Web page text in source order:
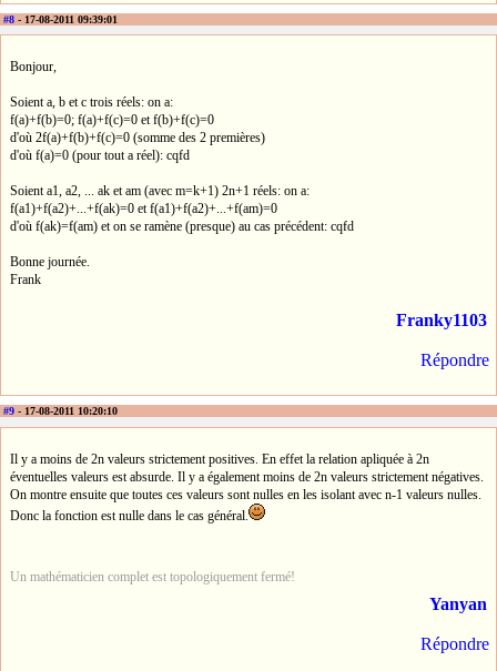
#8 - 17-08-2011 09:39:01
Bonjour,
Soient a, b et c trois réels: on a:
f(a)+f(b)=0; f(a)+f(c)=0 et f(b)+f(c)=0
d'où 2f(a)+f(b)+f(c)=0 (somme des 2 premières)
d'où f(a)=0 (pour tout a réel): cqfd
Soient a1, a2, ... ak et am (avec m=k+1) 2n+1 réels: on a:
f(a1)+f(a2)+...+f(ak)=0 et f(a1)+f(a2)+...+f(am)=0
d'où f(ak)=f(am) et on se ramène (presque) au cas précédent: cqfd
Bonne journée.
Frank
Franky1103
Répondre
#9 - 17-08-2011 10:20:10
Il y a moins de 2n valeurs strictement positives. En effet la relation apliquée à 2n
éventuelles valeurs est absurde. Il y a également moins de 2n valeurs strictement négatives.
On montre ensuite que toutes ces valeurs sont nulles en les isolant avec n-1 valeurs nulles.
Donc la fonction est nulle dans le cas général.
Un mathématicien complet est topologiquement fermé!
Yanyan
Répondre